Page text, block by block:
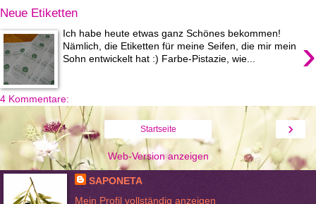
Neue Etiketten
›
Ich habe heute etwas ganz Schönes bekommen!
Nämlich, die Etiketten für meine Seifen, die mir mein
Sohn entwickelt hat :) Farbe-Pistazie, wie...
4 Kommentare:
›
Startseite
Web-Version anzeigen
SAPONETA
Mein Profil vollständig anzeigen